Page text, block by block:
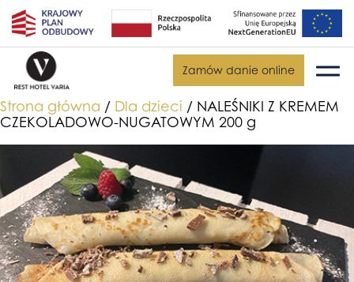
Zamów danie online
Strona główna / Dla dzieci / NALEŚNIKI Z KREMEM
CZEKOLADOWO-NUGATOWYM 200 g